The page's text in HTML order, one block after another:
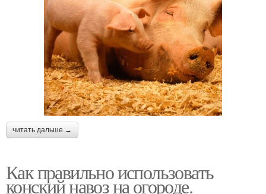
читать дальше →
Как правильно использовать
конский навоз на огороде.